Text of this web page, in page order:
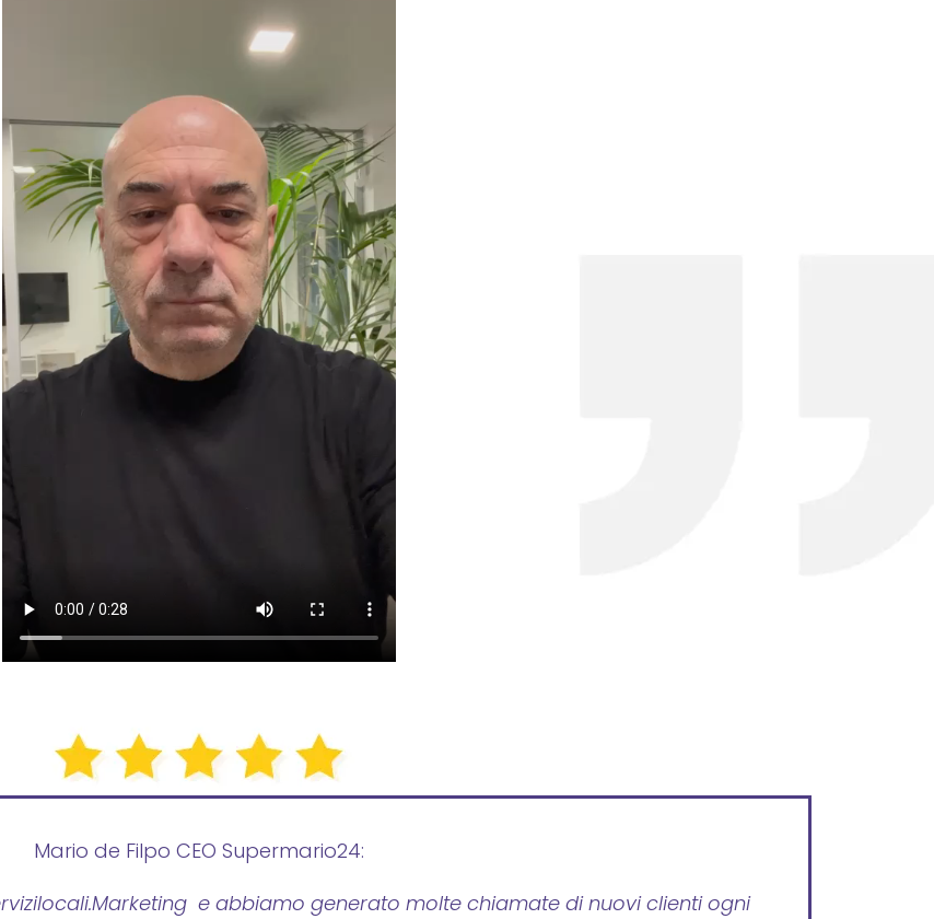
Mario de Filpo CEO Supermario24:
e abbiamo generato molte chiamate di nuovi clienti ogni